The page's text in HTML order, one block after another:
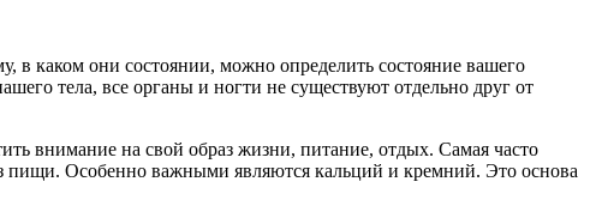
каком они состоянии, можно определить состояние вашего
тела, все органы и ногти не существуют отдельно друг от
внимание на свой образ жизни, питание, отдых. Самая часто
пищи. Особенно важными являются кальций и кремний. Это основа